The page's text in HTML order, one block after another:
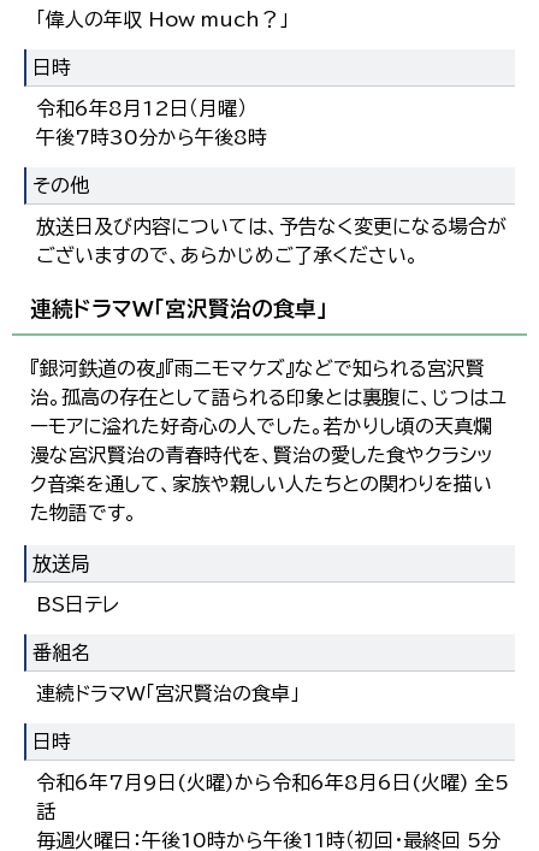
「偉人の年収 How much？」
日時
令和6年8月12日（月曜）
午後7時30分から午後8時
その他
放送日及び内容については、予告なく変更になる場合が
ございますので、あらかじめご了承ください。
連続ドラマW「宮沢賢治の食卓」
『銀河鉄道の夜』『雨ニモマケズ』などで知られる宮沢賢
治。孤高の存在として語られる印象とは裏腹に、じつはユ
ーモアに溢れた好奇心の人でした。若かりし頃の天真爛
漫な宮沢賢治の青春時代を、賢治の愛した食やクラシッ
ク音楽を通して、家族や親しい人たちとの関わりを描い
た物語です。
放送局
BS日テレ
番組名
連続ドラマW「宮沢賢治の食卓」
日時
令和6年7月9日(火曜)から令和6年8月6日(火曜) 全5
話
毎週火曜日：午後10時から午後11時（初回・最終回 5分